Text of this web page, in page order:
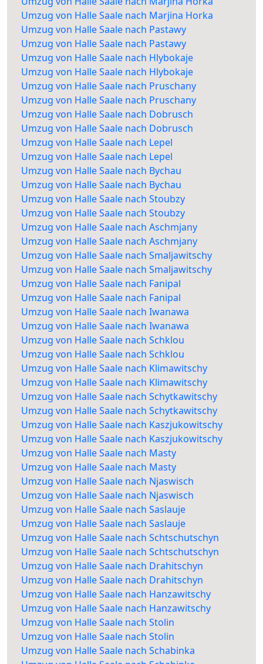
Umzug von Halle Saale nach Marjina Horka
Umzug von Halle Saale nach Pastawy
Umzug von Halle Saale nach Pastawy
Umzug von Halle Saale nach Hlybokaje
Umzug von Halle Saale nach Hlybokaje
Umzug von Halle Saale nach Pruschany
Umzug von Halle Saale nach Pruschany
Umzug von Halle Saale nach Dobrusch
Umzug von Halle Saale nach Dobrusch
Umzug von Halle Saale nach Lepel
Umzug von Halle Saale nach Lepel
Umzug von Halle Saale nach Bychau
Umzug von Halle Saale nach Bychau
Umzug von Halle Saale nach Stoubzy
Umzug von Halle Saale nach Stoubzy
Umzug von Halle Saale nach Aschmjany
Umzug von Halle Saale nach Aschmjany
Umzug von Halle Saale nach Smaljawitschy
Umzug von Halle Saale nach Smaljawitschy
Umzug von Halle Saale nach Fanipal
Umzug von Halle Saale nach Fanipal
Umzug von Halle Saale nach Iwanawa
Umzug von Halle Saale nach Iwanawa
Umzug von Halle Saale nach Schklou
Umzug von Halle Saale nach Schklou
Umzug von Halle Saale nach Klimawitschy
Umzug von Halle Saale nach Klimawitschy
Umzug von Halle Saale nach Schytkawitschy
Umzug von Halle Saale nach Schytkawitschy
Umzug von Halle Saale nach Kaszjukowitschy
Umzug von Halle Saale nach Kaszjukowitschy
Umzug von Halle Saale nach Masty
Umzug von Halle Saale nach Masty
Umzug von Halle Saale nach Njaswisch
Umzug von Halle Saale nach Njaswisch
Umzug von Halle Saale nach Saslauje
Umzug von Halle Saale nach Saslauje
Umzug von Halle Saale nach Schtschutschyn
Umzug von Halle Saale nach Schtschutschyn
Umzug von Halle Saale nach Drahitschyn
Umzug von Halle Saale nach Drahitschyn
Umzug von Halle Saale nach Hanzawitschy
Umzug von Halle Saale nach Hanzawitschy
Umzug von Halle Saale nach Stolin
Umzug von Halle Saale nach Stolin
Umzug von Halle Saale nach Schabinka